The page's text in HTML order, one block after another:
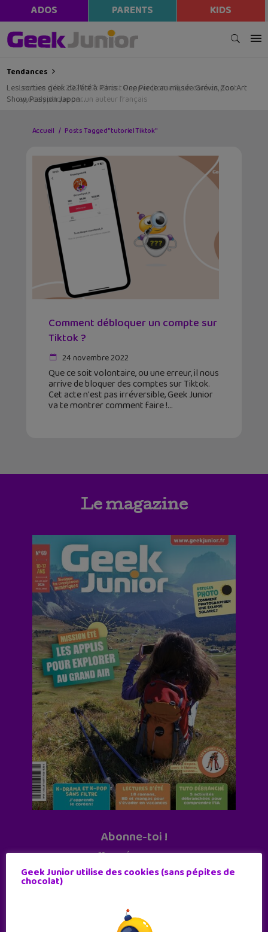
ADOS PARENTS KIDS
Tendances
Les sorties geek de l’été à Paris : One Piece au musée Grévin, Zoo Art
Show, Passion Japon…
Accueil Posts Tagged "tutoriel Tiktok"
Comment débloquer un compte sur
Tiktok ?
24 novembre 2022
Que ce soit volontaire, ou une erreur, il nous
arrive de bloquer des comptes sur Tiktok.
Cet acte n'est pas irréversible, Geek Junior
va te montrer comment faire !
Le magazine
Abonne-toi !
11 numéros par an
Geek Junior utilise des cookies (sans pépites de
chocolat)